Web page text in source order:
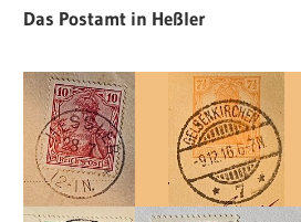
von
Briefen,
Ansichtskarten
und
Münzen.
Das Postamt in Heßler